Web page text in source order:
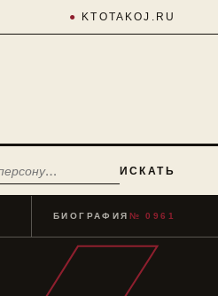
● KTOTAKOJ.RU
ИСКАТЬ
БИОГРАФИЯ № 0961